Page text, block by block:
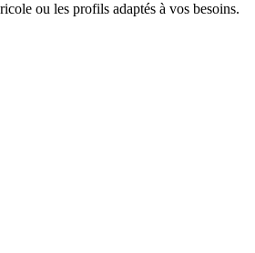
ou les profils adaptés à vos besoins.